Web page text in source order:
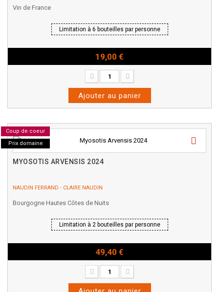
Vin de France
Limitation à 6 bouteilles par personne
19,00 €
Ajouter au panier
Coup de coeur
Prix domaine
MYOSOTIS ARVENSIS 2024
NAUDIN FERRAND - CLAIRE NAUDIN
Bourgogne Hautes Côtes de Nuits
Limitation à 2 bouteilles par personne
49,40 €